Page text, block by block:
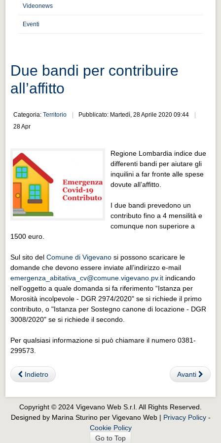
Distretto industriale
Muoversi a Vigevano
Cultura e turismo 4.0
PROGETTI
Progetti Aperti
Progetti Realizzati
Progetti Realizzati
EVENTI
EVENTI
Eventi Vigevano
Eventi Pavia
Eventi Pavia
Videonews
Eventi
Due bandi per contribuire
all’affitto
Categoria:Territorio
Pubblicato: Martedì, 28 Aprile 2020 09:44
28 Apr
Regione Lombardia indice due
differenti bandi per aiutare gli
inquilini a far fronte alle spese
dovute all’affitto.
I due bandi prevedono un
contributo fino a 4 mensilità e
comunque non superiore a
1500 euro.
Sul sito delComune di Vigevano si possono scaricare le
domande che devono essere inviate all’indirizzo e-mail
emergenza_abitativa_cv@comune.vigevano.pv.it indicando
nell’oggetto a quale domanda si fa riferimento “Istanza per
Morosità incolpevole - DGR 2974/2020" se si richiede il primo
contributo, o "Istanza per Sostegno canone di locazione - DGR
3008/2020" se si richiede il secondo.
Per qualsiasi informazione si può chiamare il numero 0381-
299573.
Indietro Avanti
Copyright © 2024 Vigevano Web S.r.l. All Rights Reserved.
Designed by Marina Sturino per Vigevano Web | Privacy Policy-
Cookie Policy
Go to Top